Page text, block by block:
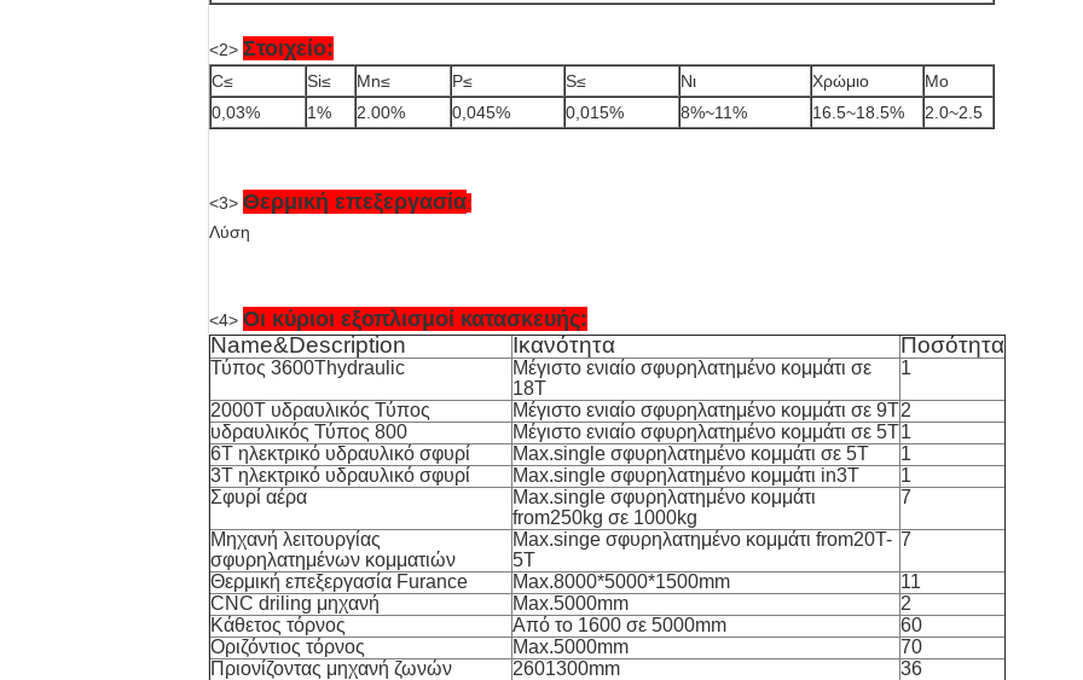
<2> Στοιχείο:
C≤ Si≤ Mn≤ P≤ S≤ Νι Χρώμιο
Mo
0,03%
1% 2.00% 0,045% 0,015% 8%~11% 16.5~18.5% 2.0~2.5
<3> Θερμική επεξεργασία:
Λύση
<4> Οι κύριοι εξοπλισμοί κατασκευής:
Name&Description Ικανότητα Ποσότητα
Τύπος 3600Thydraulic
Μέγιστο ενιαίο σφυρηλατημένο κομμάτι σε
18T
1
2000T υδραυλικός Τύπος Μέγιστο ενιαίο σφυρηλατημένο κομμάτι σε 9T2
υδραυλικός Τύπος 800
Μέγιστο ενιαίο σφυρηλατημένο κομμάτι σε 5T1
6T ηλεκτρικό υδραυλικό σφυρί
Max.single σφυρηλατημένο κομμάτι σε 5T
1
3T ηλεκτρικό υδραυλικό σφυρί
Max.single σφυρηλατημένο κομμάτι in3T
1
Σφυρί αέρα
Max.single σφυρηλατημένο κομμάτι
from250kg σε 1000kg
7
Μηχανή λειτουργίας
σφυρηλατημένων κομματιών
Max.singe σφυρηλατημένο κομμάτι from20T-
5T
7
Θερμική επεξεργασία Furance Max.8000*5000*1500mm
11
CNC driling μηχανή
Max.5000mm
2
Κάθετος τόρνος
Από το 1600 σε 5000mm
60
Οριζόντιος τόρνος
Max.5000mm
70
Πριονίζοντας μηχανή ζωνών
2601300mm 36